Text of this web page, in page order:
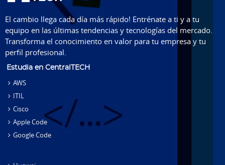
El cambio llega cada día más rápido! Entrénate a ti y a tu
equipo en las últimas tendencias y tecnologías del mercado.
Transforma el conocimiento en valor para tu empresa y tu
perfil profesional.
Estudia en CentralTECH
AWS
ITIL
Cisco
Apple Code
Google Code